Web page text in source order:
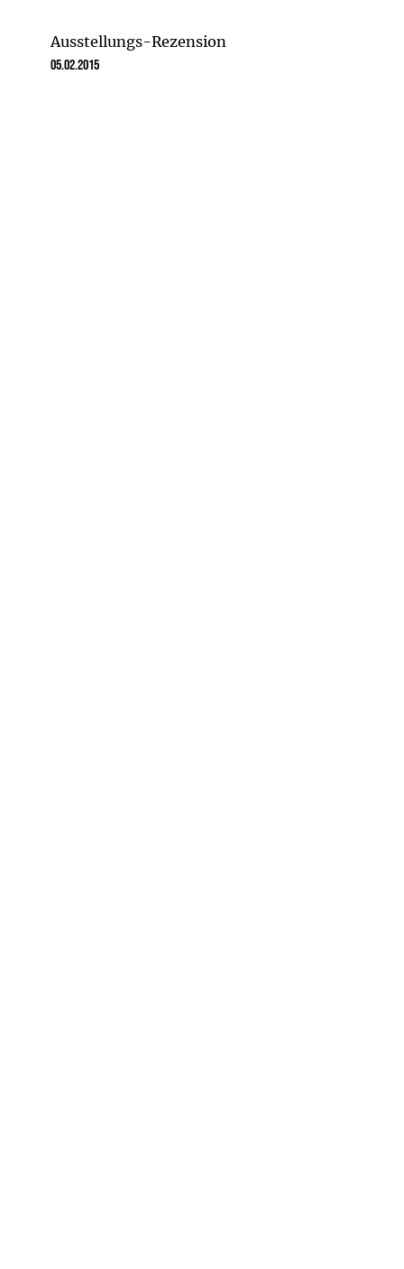
Ausstellungs-Rezension
05.02.2015